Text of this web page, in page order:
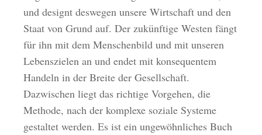
und designt deswegen unsere Wirtschaft und den
Staat von Grund auf. Der zukünftige Westen fängt
für ihn mit dem Menschenbild und mit unseren
Lebenszielen an und endet mit konsequentem
Handeln in der Breite der Gesellschaft.
Dazwischen liegt das richtige Vorgehen, die
Methode, nach der komplexe soziale Systeme
gestaltet werden. Es ist ein ungewöhnliches Buch